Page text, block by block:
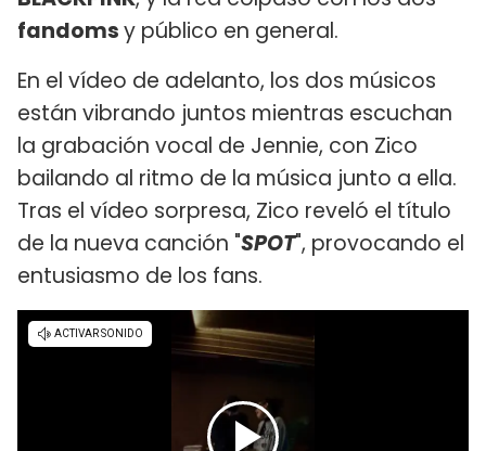
fandomsy público en general.
En el vídeo de adelanto, los dos músicos
están vibrando juntos mientras escuchan
la grabación vocal de Jennie, con Zico
bailando al ritmo de la música junto a ella.
Tras el vídeo sorpresa, Zico reveló el título
de la nueva canción "SPOT", provocando el
entusiasmo de los fans.